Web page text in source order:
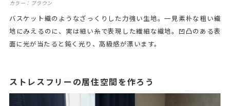
カラー：ブラウン
バスケット織のようなざっくりした力強い生地。一見素朴な粗い織
地にみえるのに、実は細い糸で表現した繊細な織地。凹凸のある表
面に光が当たると鈍く光り、高級感が漂います。
ストレスフリーの居住空間を作ろう